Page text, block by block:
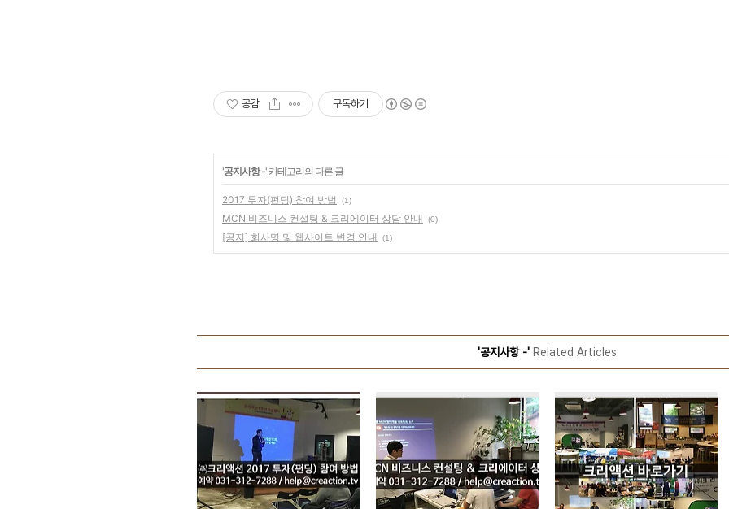
공감 구독하기
'공지사항 -' 카테고리의 다른 글
2017 투자(펀딩) 참여 방법 (1)
MCN 비즈니스 컨설팅 & 크리에이터 상담 안내 (0)
[공지] 회사명 및 웹사이트 변경 안내 (1)
'공지사항 -'Related Articles